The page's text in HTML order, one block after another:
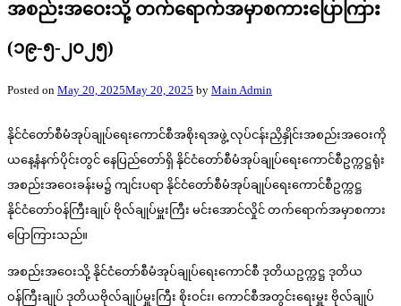
အစည်းအဝေးသို့ တက်ရောက်အမှာစကားပြောကြား
(၁၉-၅-၂၀၂၅)
Posted on May 20, 2025May 20, 2025 by Main Admin
နိုင်ငံတော်စီမံအုပ်ချုပ်ရေးကောင်စီအစိုးရအဖွဲ့ လုပ်ငန်းညှိနှိုင်းအစည်းအဝေးကို
ယနေ့နံနက်ပိုင်းတွင် နေပြည်တော်ရှိ နိုင်ငံတော်စီမံအုပ်ချုပ်ရေးကောင်စီဥက္ကဋ္ဌရုံး
အစည်းအဝေးခန်းမ၌ ကျင်းပရာ နိုင်ငံတော်စီမံအုပ်ချုပ်ရေးကောင်စီဥက္ကဋ္ဌ
နိုင်ငံတော်ဝန်ကြီးချုပ် ဗိုလ်ချုပ်မှူးကြီး မင်းအောင်လှိုင် တက်ရောက်အမှာစကား
ပြောကြားသည်။
အစည်းအဝေးသို့ နိုင်ငံတော်စီမံအုပ်ချုပ်ရေးကောင်စီ ဒုတိယဥက္ကဋ္ဌ ဒုတိယ
ဝန်ကြီးချုပ် ဒုတိယဗိုလ်ချုပ်မှူးကြီး စိုးဝင်း၊ ကောင်စီအတွင်းရေးမှူး ဗိုလ်ချုပ်